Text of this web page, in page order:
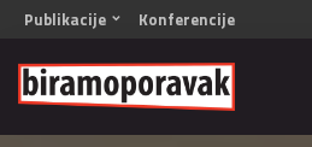
Publikacije
OPORAVAK- Naš zajednički cilj BiH/CG
OPORAVAK- Naš zajednički cilj SRB
RECOVERY- Our common goal ENG
Konferencije